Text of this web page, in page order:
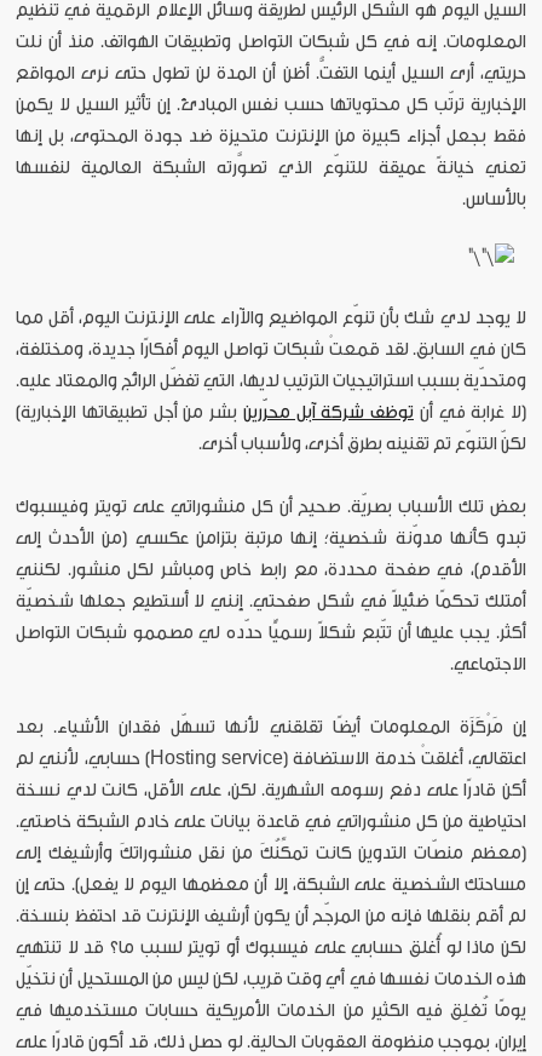
السيل اليوم هو الشكل الرئيس لطريقة وسائل الإعلام الرقمية في تنظيم
المعلومات. إنه في كل شبكات التواصل وتطبيقات الهواتف. منذ أن نلت
حريتي، أرى السيل أينما التفتُّ. أظن أن المدة لن تطول حتى نرى المواقع
الإخبارية ترتّب كل محتوياتها حسب نفس المبادئ. إن تأثير السيل لا يكمن
فقط بجعل أجزاء كبيرة من الإنترنت متحيزة ضد جودة المحتوى، بل إنها
تعني خيانةً عميقة للتنوّع الذي تصوَّرته الشبكة العالمية لنفسها
بالأساس.
لا يوجد لدي شك بأن تنوّع المواضيع والآراء على الإنترنت اليوم، أقل مما
كان في السابق. لقد قمعتْ شبكات تواصل اليوم أفكارًا جديدة، ومختلفة،
ومتحدّية بسبب استراتيجيات الترتيب لديها، التي تفضّل الرائج والمعتاد عليه.
(لا غرابة في أن توظف شركة آبل محرّرين بشر من أجل تطبيقاتها الإخبارية)
لكنّ التنوّع تم تقنينه بطرق أخرى، ولأسباب أخرى.
بعض تلك الأسباب بصريّة. صحيح أن كل منشوراتي على تويتر وفيسبوك
تبدو كأنها مدوّنة شخصية؛ إنها مرتبة بتزامن عكسي [من الأحدث إلى
الأقدم]، في صفحة محددة، مع رابط خاص ومباشر لكل منشور. لكنني
أمتلك تحكمًا ضئيلاً في شكل صفحتي. إنني لا أستطيع جعلها شخصيّة
أكثر. يجب عليها أن تتّبع شكلاً رسميًّا حدّده لي مصممو شبكات التواصل
الاجتماعي.
إن مَرْكَزَة المعلومات أيضًا تقلقني لأنها تسهّل فقدان الأشياء. بعد
اعتقالي، أغلقتْ خدمة الاستضافة (Hosting service) حسابي، لأنني لم
أكن قادرًا على دفع رسومه الشهرية. لكن، على الأقل، كانت لدي نسخة
احتياطية من كل منشوراتي في قاعدة بيانات على خادم الشبكة خاصتي.
(معظم منصّات التدوين كانت تمكِّنُكَ من نقل منشوراتكَ وأرشيفك إلى
مساحتك الشخصية على الشبكة، إلا أن معظمها اليوم لا يفعل). حتى إن
لم أقم بنقلها فإنه من المرجّح أن يكون أرشيف الإنترنت قد احتفظ بنسخة.
لكن ماذا لو أُغلق حسابي على فيسبوك أو تويتر لسبب ما؟ قد لا تنتهي
هذه الخدمات نفسها في أي وقت قريب، لكن ليس من المستحيل أن نتخيّل
يومًا تُغلِق فيه الكثير من الخدمات الأمريكية حسابات مستخدميها في
إيران، بموجب منظومة العقوبات الحالية. لو حصل ذلك، قد أكون قادرًا على